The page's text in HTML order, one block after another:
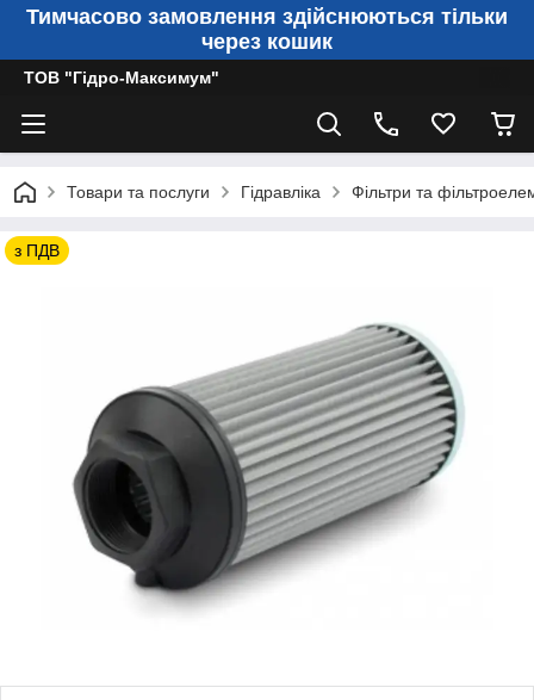
Тимчасово замовлення здійснюються тільки
через кошик
ТОВ "Гідро-Максимум"
Товари та послуги Гідравліка Фільтри та
з ПДВ